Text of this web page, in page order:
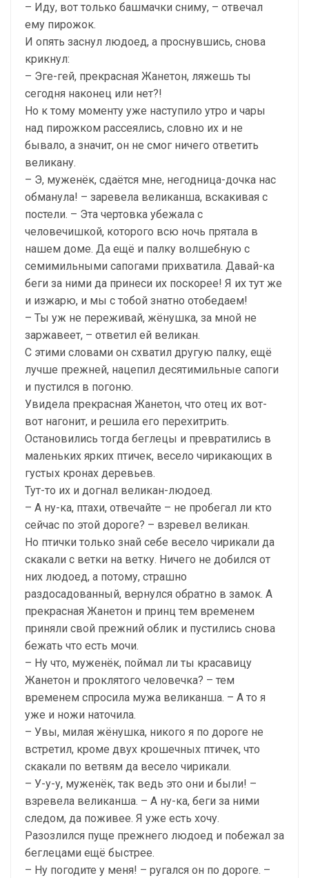
– Иду, вот только башмачки сниму, – отвечал
ему пирожок.
И опять заснул людоед, а проснувшись, снова
крикнул:
– Эге-гей, прекрасная Жанетон, ляжешь ты
сегодня наконец или нет?!
Но к тому моменту уже наступило утро и чары
над пирожком рассеялись, словно их и не
бывало, а значит, он не смог ничего ответить
великану.
– Э, муженёк, сдаётся мне, негодница-дочка нас
обманула! – заревела великанша, вскакивая с
постели. – Эта чертовка убежала с
человечишкой, которого всю ночь прятала в
нашем доме. Да ещё и палку волшебную с
семимильными сапогами прихватила. Давай-ка
беги за ними да принеси их поскорее! Я их тут же
и изжарю, и мы с тобой знатно отобедаем!
– Ты уж не переживай, жёнушка, за мной не
заржавеет, – ответил ей великан.
С этими словами он схватил другую палку, ещё
лучше прежней, нацепил десятимильные сапоги
и пустился в погоню.
Увидела прекрасная Жанетон, что отец их вот-
вот нагонит, и решила его перехитрить.
Остановились тогда беглецы и превратились в
маленьких ярких птичек, весело чирикающих в
густых кронах деревьев.
Тут-то их и догнал великан-людоед.
– А ну-ка, птахи, отвечайте – не пробегал ли кто
сейчас по этой дороге? – взревел великан.
Но птички только знай себе весело чирикали да
скакали с ветки на ветку. Ничего не добился от
них людоед, а потому, страшно
раздосадованный, вернулся обратно в замок. А
прекрасная Жанетон и принц тем временем
приняли свой прежний облик и пустились снова
бежать что есть мочи.
– Ну что, муженёк, поймал ли ты красавицу
Жанетон и проклятого человечка? – тем
временем спросила мужа великанша. – А то я
уже и ножи наточила.
– Увы, милая жёнушка, никого я по дороге не
встретил, кроме двух крошечных птичек, что
скакали по ветвям да весело чирикали.
– У-у-у, муженёк, так ведь это они и были! –
взревела великанша. – А ну-ка, беги за ними
следом, да поживее. Я уже есть хочу.
Разозлился пуще прежнего людоед и побежал за
беглецами ещё быстрее.
– Ну погодите у меня! – ругался он по дороге. –